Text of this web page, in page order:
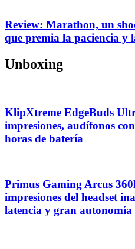
Review: Marathon, un
que premia la paciencia y
Unboxing
KlipXtreme EdgeBuds
impresiones, audífonos
horas de batería
Primus Gaming Arcus
impresiones del headset
latencia y gran autonomía